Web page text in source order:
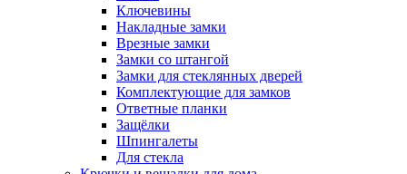
Ключевины
Накладные замки
Врезные замки
Замки со штангой
Замки для стеклянных дверей
Комплектующие для замков
Ответные планки
Защёлки
Шпингалеты
Для стекла